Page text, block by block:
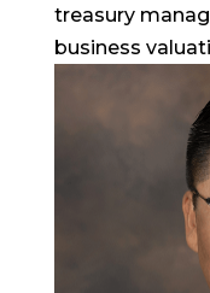
treasury
business